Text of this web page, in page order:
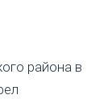
района в